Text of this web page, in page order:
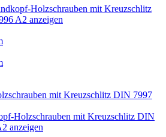
Holzschrauben mit Kreuzschlitz
A2 anzeigen
mit Kreuzschlitz DIN 7997
Holzschrauben mit Kreuzschlitz DIN
anzeigen